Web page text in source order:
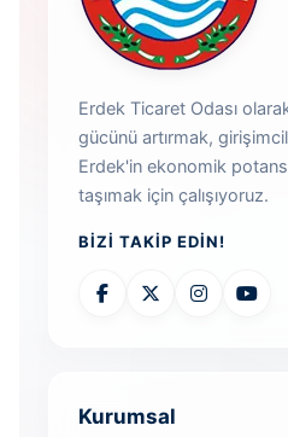
Erdek Ticaret Odası
gücünü artırmak,
Erdek'in ekonomik
taşımak için çalışıyoruz.
BIZI TAKIP EDIN!
Kurumsal